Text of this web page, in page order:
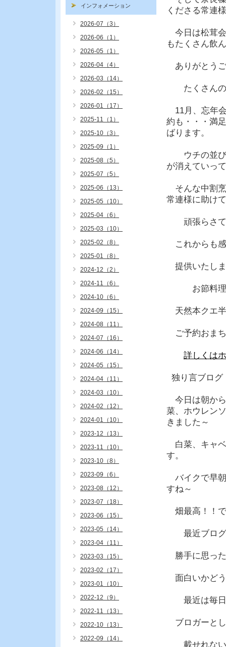
くださる常連様
今日は松茸
もたくさん飲
ありがとう
たくさんの
11月、忘年
約も・・・満
ばります。
ウチの並び
が消えていっ
そんな中割
常連様に助け
頑張らさて
これからも
提供いたし
お節料理の
天然本クエ
ご予約おま
詳しくは
独り言ブログ
今日は朝か
菜、ホウレン
きました～
白菜、キャ
す。
バイクで早
すね～
畑最高！！
最近ブログ
勝手に思っ
面白いかど
最近は毎日
ブロガーと
載せれない
インフォメーション
2026-07（3）
2026-06（1）
2026-05（1）
2026-04（4）
2026-03（14）
2026-02（15）
2026-01（17）
2025-11（1）
2025-10（3）
2025-09（1）
2025-08（5）
2025-07（5）
2025-06（13）
2025-05（10）
2025-04（6）
2025-03（10）
2025-02（8）
2025-01（8）
2024-12（2）
2024-11（6）
2024-10（6）
2024-09（15）
2024-08（11）
2024-07（16）
2024-06（14）
2024-05（15）
2024-04（11）
2024-03（10）
2024-02（12）
2024-01（10）
2023-12（13）
2023-11（10）
2023-10（8）
2023-09（6）
2023-08（12）
2023-07（18）
2023-06（15）
2023-05（14）
2023-04（11）
2023-03（15）
2023-02（17）
2023-01（10）
2022-12（9）
2022-11（13）
2022-10（13）
2022-09（14）